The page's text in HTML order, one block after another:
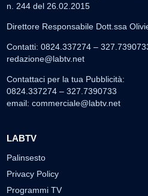
n. 244 del 26.02.2015
Direttore Responsabile Dott.ssa
Contatti: 0824.337274 –
redazione@labtv.net
Contattaci per la tua Pubblicità:
0824.337274 – 327.7390733
email: commerciale@labtv.net
LABTV
Palinsesto
Privacy Policy
Programmi TV